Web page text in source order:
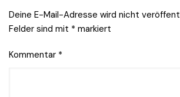
Deine E-Mail-Adresse wird nicht
Felder sind mit * markiert
Kommentar *